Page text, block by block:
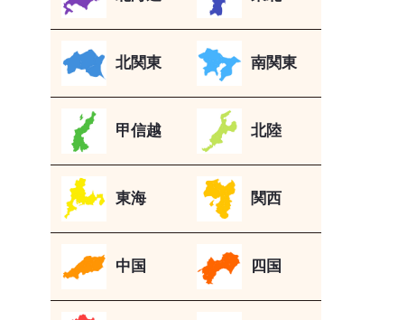
北関東 南関東
甲信越 北陸
東海 関西
中国 四国